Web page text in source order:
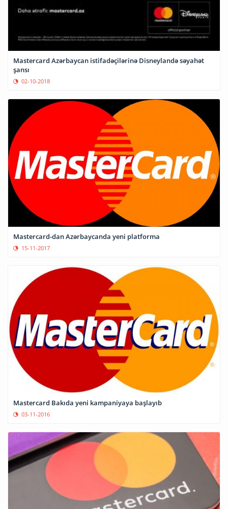
Mastercard Azərbaycan istifadəçilərinə Disneylandə səyahət
şansı
02-10-2018
Mastercard-dan Azərbaycanda yeni platforma
15-11-2017
Mastercard Bakıda yeni kampaniyaya başlayıb
03-11-2016